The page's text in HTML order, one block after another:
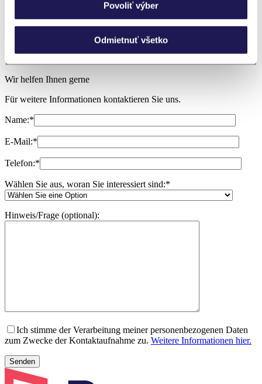
Povoliť výber
Odmietnuť všetko
Wir helfen Ihnen gerne
Für weitere Informationen kontaktieren Sie uns.
Name:*
E-Mail:*
Telefon:*
Wählen Sie aus, woran Sie interessiert sind:*
Hinweis/Frage (optional):
Ich stimme der Verarbeitung meiner personenbezogenen Daten
zum Zwecke der Kontaktaufnahme zu. Weitere Informationen hier.